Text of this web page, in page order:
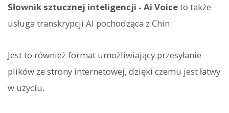
Słownik sztucznej inteligencji - Ai Voiceto także
usługa transkrypcji AI pochodząca z Chin.
Jest to również format umożliwiający przesyłanie
plików ze strony internetowej, dzięki czemu jest łatwy
w użyciu.